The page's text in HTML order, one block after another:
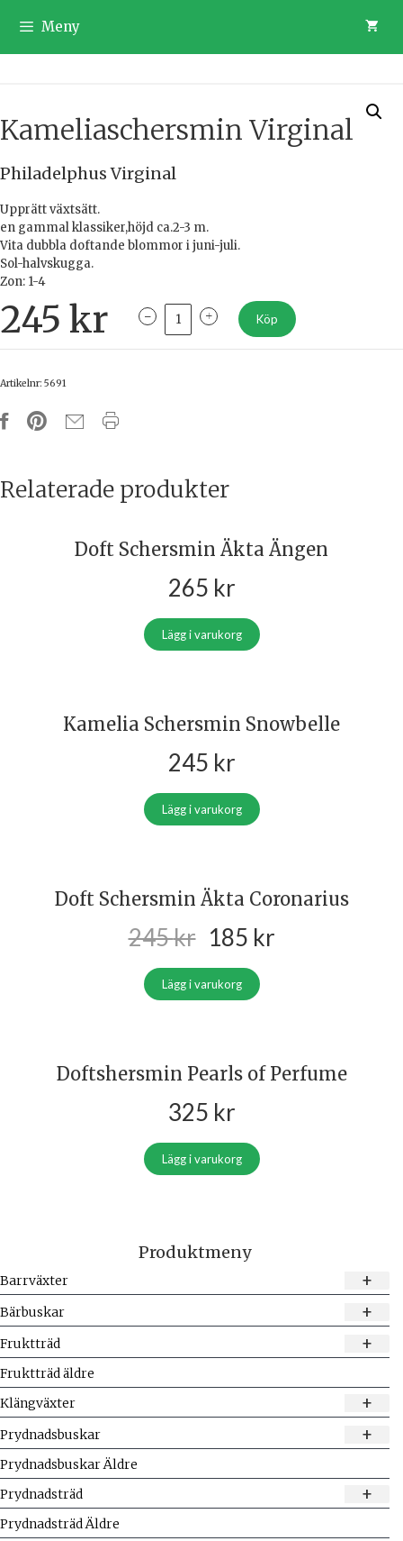
Meny
Kameliaschersmin Virginal
Philadelphus Virginal
Upprätt växtsätt.
en gammal klassiker,höjd ca.2-3 m.
Vita dubbla doftande blommor i juni-juli.
Sol-halvskugga.
Zon: 1-4
245 kr Köp
Artikelnr: 5691
Relaterade produkter
Doft Schersmin Äkta Ängen
265 kr
Lägg i varukorg
Kamelia Schersmin Snowbelle
245 kr
Lägg i varukorg
Doft Schersmin Äkta Coronarius
245kr 185 kr
Lägg i varukorg
Doftshersmin Pearls of Perfume
325 kr
Lägg i varukorg
Produktmeny
+
Barrväxter
+
Bärbuskar
+
Fruktträd
Fruktträd äldre
+
Klängväxter
+
Prydnadsbuskar
Prydnadsbuskar Äldre
+
Prydnadsträd
Prydnadsträd Äldre